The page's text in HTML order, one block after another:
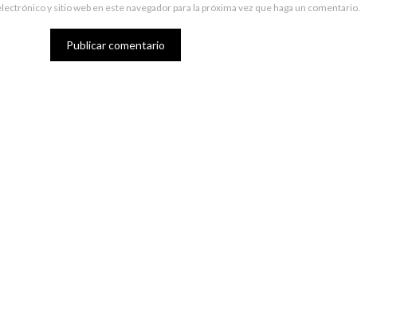
y sitio web en este navegador para la próxima vez que haga un comentario.